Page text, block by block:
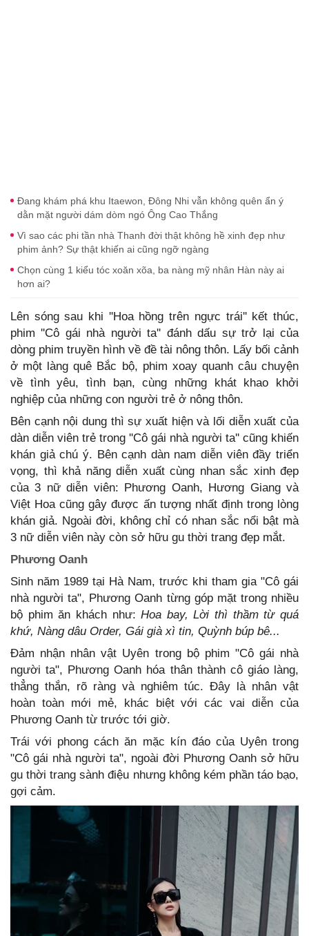
Đang khám phá khu Itaewon, Đông Nhi vẫn không quên ẩn ý
dằn mặt người dám dòm ngó Ông Cao Thắng
Vì sao các phi tần nhà Thanh đời thật không hề xinh đẹp như
phim ảnh? Sự thật khiến ai cũng ngỡ ngàng
Chọn cùng 1 kiểu tóc xoăn xõa, ba nàng mỹ nhân Hàn này ai
hơn ai?
Lên sóng sau khi ''Hoa hồng trên ngực trái'' kết thúc,
phim ''Cô gái nhà người ta'' đánh dấu sự trở lại của
dòng phim truyền hình về đề tài nông thôn. Lấy bối cảnh
ở một làng quê Bắc bộ, phim xoay quanh câu chuyện
về tình yêu, tình bạn, cùng những khát khao khởi
nghiệp của những con người trẻ ở nông thôn.
Bên cạnh nội dung thì sự xuất hiện và lối diễn xuất của
dàn diễn viên trẻ trong ''Cô gái nhà người ta'' cũng khiến
khán giả chú ý. Bên cạnh dàn nam diễn viên đầy triển
vọng, thì khả năng diễn xuất cùng nhan sắc xinh đẹp
của 3 nữ diễn viên: Phương Oanh, Hương Giang và
Việt Hoa cũng gây được ấn tượng nhất định trong lòng
khán giả. Ngoài đời, không chỉ có nhan sắc nổi bật mà
3 nữ diễn viên này còn sở hữu gu thời trang đẹp mắt.
Phương Oanh
Sinh năm 1989 tại Hà Nam, trước khi tham gia "Cô gái
nhà người ta", Phương Oanh từng góp mặt trong nhiều
bộ phim ăn khách như:Hoa bay, Lời thì thầm từ quá
khứ, Nàng dâu Order, Gái già xì tin, Quỳnh búp bê...
Đảm nhận nhân vật Uyên trong bộ phim "Cô gái nhà
người ta", Phương Oanh hóa thân thành cô giáo làng,
thẳng thắn, rõ ràng và nghiêm túc. Đây là nhân vật
hoàn toàn mới mẻ, khác biệt với các vai diễn của
Phương Oanh từ trước tới giờ.
Trái với phong cách ăn mặc kín đáo của Uyên trong
"Cô gái nhà người ta", ngoài đời Phương Oanh sở hữu
gu thời trang sành điệu nhưng không kém phần táo bạo,
gợi cảm.